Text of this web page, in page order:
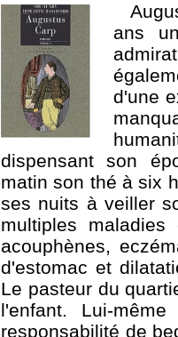
ans
d'une
dispensant son
matin son thé à six
ses nuits à veiller
multiples
acouphènes,
d'estomac et
Le pasteur du
l'enfant. Lui-
responsabilité de